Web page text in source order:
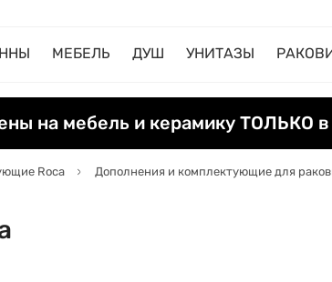
МЕБЕЛЬ ДУШ УНИТАЗЫ
на мебель и керамику ТОЛЬКО
Roca Дополнения и комплектующие для